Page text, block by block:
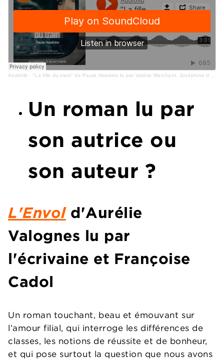
Audiolib · "La fille du train" de Paula Hawkins lu par Valérie Marchant, Joséphine de Renesse et Julie Basecqz
Un roman lu par
son autrice ou
son auteur ?
L'Envol d'Aurélie
Valognes lu par
l'écrivaine et Françoise
Cadol
Un roman touchant, beau et émouvant sur
l’amour filial, qui interroge les différences de
classes, les notions de réussite et de bonheur,
et qui pose surtout la question que nous avons